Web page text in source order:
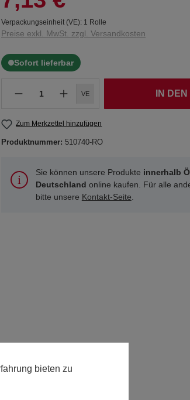
Verpackungseinheit (VE): 1 Rolle
Preise exkl. MwSt. zzgl. Versandkosten
Sofort lieferbar
VE IN
Zum Merkzettel hinzufügen
Produktnummer: 510740-RO
Sie können unsere Produkte innerhalb
Deutschland online kaufen. Für alle
bitte unsere Kontakt-Seite.
bieten zu